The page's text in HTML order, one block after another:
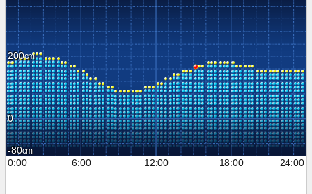
200
0
-80
0:00
6:00 12:00 18:00 24:00